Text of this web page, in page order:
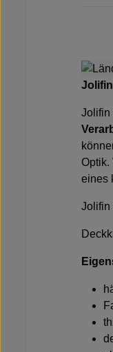
Jolifin
Optik.
eines
Jolifin